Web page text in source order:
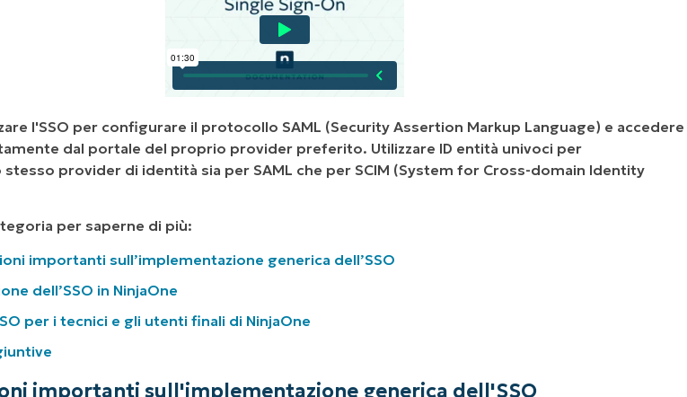
l'SSO per configurare il protocollo SAML (Security Assertion Markup Language) e accedere
dal portale del proprio provider preferito. Utilizzare ID entità univoci per
provider di identità sia per SAML che per SCIM (System for Cross-domain Identity
per saperne di più:
importanti sull’implementazione generica dell’SSO
dell’SSO in NinjaOne
per i tecnici e gli utenti finali di NinjaOne
importanti sull'implementazione generica dell'SSO